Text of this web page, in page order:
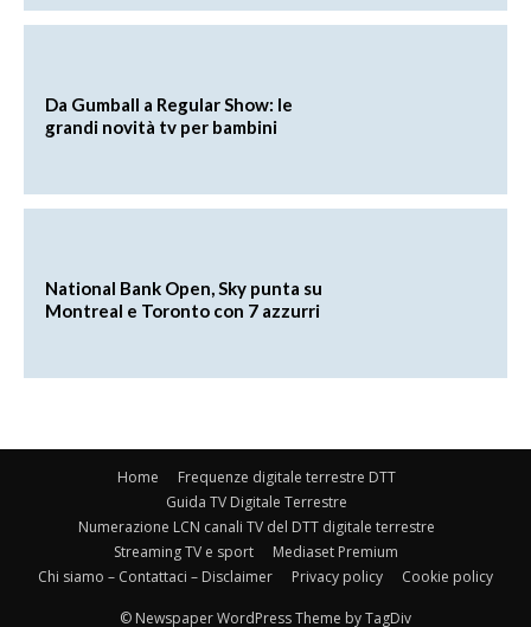
Da Gumball a Regular Show: le
grandi novità tv per bambini
National Bank Open, Sky punta su
Montreal e Toronto con 7 azzurri
Home
Frequenze digitale terrestre DTT
Guida TV Digitale Terrestre
Numerazione LCN canali TV del DTT digitale terrestre
Streaming TV e sport
Mediaset Premium
Chi siamo – Contattaci – Disclaimer
Privacy policy Cookie policy
© Newspaper WordPress Theme by TagDiv